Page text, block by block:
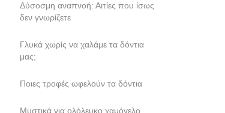
Δύσοσμη αναπνοή: Αιτίες που ίσως
δεν γνωρίζετε
Γλυκά χωρίς να χαλάμε τα δόντια
μας;
Ποιες τροφές ωφελούν τα δόντια
Mυστικά για ολόλευκο χαμόγελο